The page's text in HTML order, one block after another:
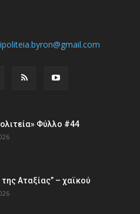
Φύλλο #44
Αταξίας” – χαϊκού